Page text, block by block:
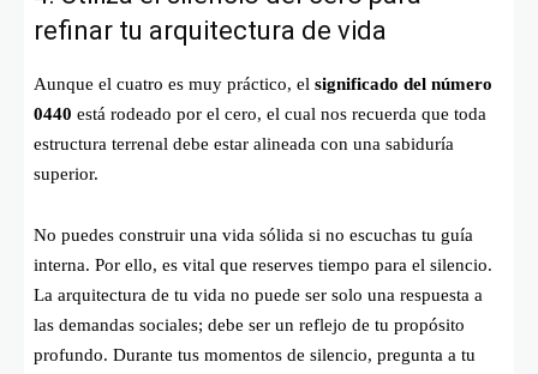
refinar tu arquitectura de vida
Aunque el cuatro es muy práctico, el significado del número
0440 está rodeado por el cero, el cual nos recuerda que toda
estructura terrenal debe estar alineada con una sabiduría
superior.
No puedes construir una vida sólida si no escuchas tu guía
interna. Por ello, es vital que reserves tiempo para el silencio.
La arquitectura de tu vida no puede ser solo una respuesta a
las demandas sociales; debe ser un reflejo de tu propósito
profundo. Durante tus momentos de silencio, pregunta a tu